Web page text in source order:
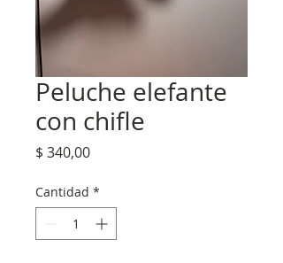
Peluche elefante
con chifle
$ 340,00Precio
Cantidad *